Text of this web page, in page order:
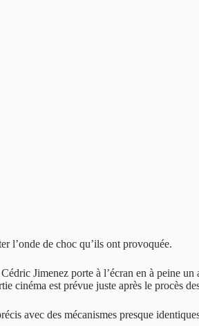
l’onde de choc qu’ils ont provoquée.
Jimenez porte à l’écran en à peine un
cinéma est prévue juste après le procès
avec des mécanismes presque